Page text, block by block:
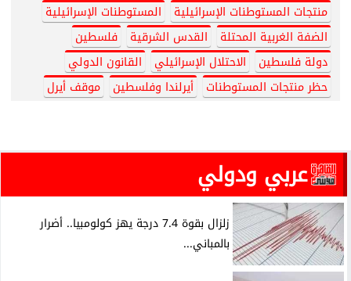
منتجات المستوطنات الإسرائيلية
المستوطنات الإسرائيلية
الضفة الغربية المحتلة
القدس الشرقية
فلسطين
دولة فلسطين
الاحتلال الإسرائيلي
القانون الدولي
حظر منتجات المستوطنات
أيرلندا وفلسطين موقف أيرل
عربي ودولي
زلزال بقوة 7.4 درجة يهز كولومبيا.. أضرار
بالمباني...